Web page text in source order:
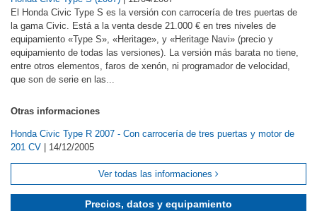
Precios, datos y equipamiento
El Honda Civic Type S es la versión con carrocería de tres puertas de
la gama Civic. Está a la venta desde 21.000 € en tres niveles de
equipamiento «Type S», «Heritage», y «Heritage Navi» (precio y
equipamiento de todas las versiones). La versión más barata no tiene,
entre otros elementos, faros de xenón, ni programador de velocidad,
que son de serie en las...
Otras informaciones
Honda Civic Type R 2007 - Con carrocería de tres puertas y motor de
201 CV
14/12/2005
Ver todas las informaciones